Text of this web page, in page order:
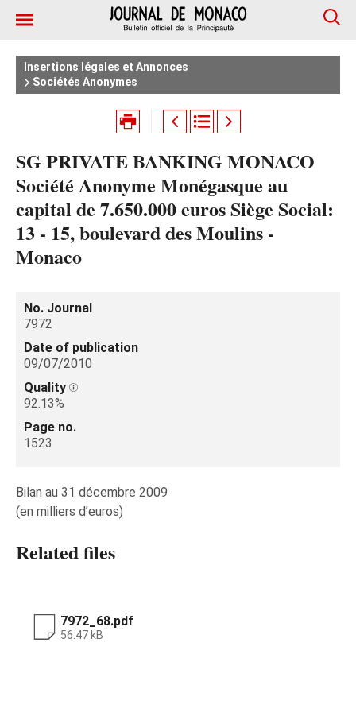
Insertions légales et Annonces
Sociétés Anonymes
SG PRIVATE BANKING MONACO
Société Anonyme Monégasque au
capital de 7.650.000 euros Siège Social:
13 - 15, boulevard des Moulins -
Monaco
No. Journal
7972
Date of publication
09/07/2010
Quality
92.13%
Page no.
1523
Bilan au 31 décembre 2009
(en milliers d’euros)
Related files
7972_68.pdf
56.47 kB